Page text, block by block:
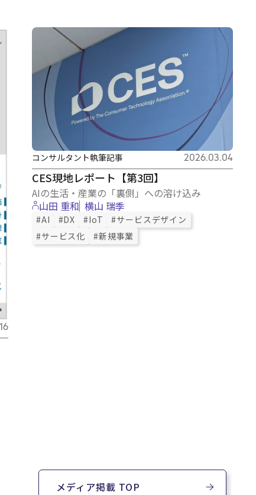
CES現地レポート【第3回】
AIの生活・産業の「裏側」への溶け込み
コンサルタント執筆記事 2026.03.04
山田 重和 横山 瑞季
#AI #DX #IoT
#サービスデザイン
#サービス化
#新規事業
メディア掲載 TOP